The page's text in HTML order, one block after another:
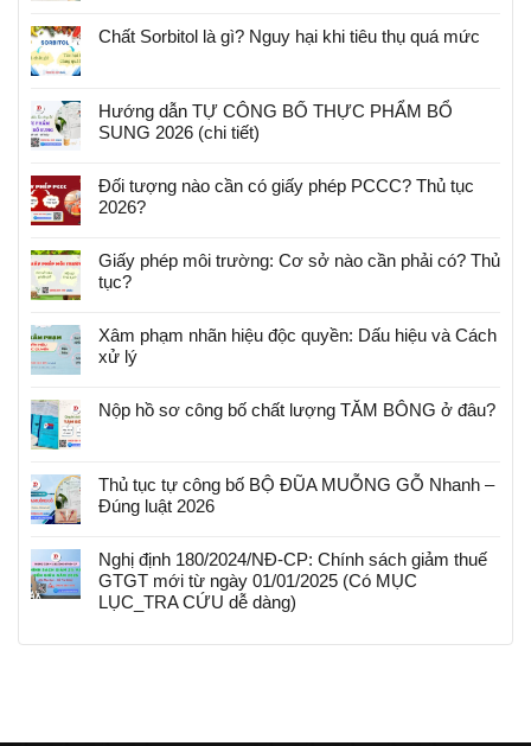
Chất Sorbitol là gì? Nguy hại khi tiêu thụ quá mức
Hướng dẫn TỰ CÔNG BỐ THỰC PHẨM BỔ
SUNG 2026 (chi tiết)
Đối tượng nào cần có giấy phép PCCC? Thủ tục
2026?
Giấy phép môi trường: Cơ sở nào cần phải có? Thủ
tục?
Xâm phạm nhãn hiệu độc quyền: Dấu hiệu và Cách
xử lý
Nộp hồ sơ công bố chất lượng TĂM BÔNG ở đâu?
Thủ tục tự công bố BỘ ĐŨA MUỖNG GỖ Nhanh –
Đúng luật 2026
Nghị định 180/2024/NĐ-CP: Chính sách giảm thuế
GTGT mới từ ngày 01/01/2025 (Có MỤC
LỤC_TRA CỨU dễ dàng)